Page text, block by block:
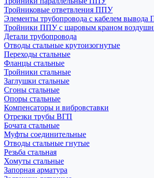
Тройниковые ответвления ППУ
Элементы трубопровода с кабелем
Тройники ППУ с шаровым краном
Детали трубопровода
Отводы стальные крутоизогнутые
Переходы стальные
Фланцы стальные
Тройники стальные
Заглушки стальные
Сгоны стальные
Опоры стальные
Компенсаторы и вибровставки
Отрезки трубы ВГП
Бочата стальные
Муфты соединительные
Отводы стальные гнутые
Резьба стальная
Хомуты стальные
Запорная арматура